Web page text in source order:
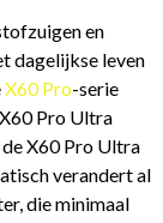
en
dagelijkse leven
X60 Pro-serie
Pro Ultra
X60 Pro Ultra
verandert al
die minimaal